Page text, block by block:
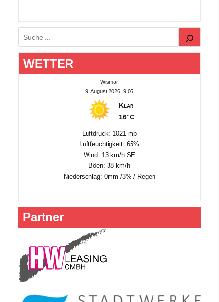
Suchen
WETTER
Wismar
9. August 2026, 9:05
Klar
16°C
Luftdruck: 1021 mb
Luftfeuchtigkeit: 65%
Wind: 13 km/h SE
Böen: 38 km/h
Niederschlag: 0mm /3% / Regen
Partner